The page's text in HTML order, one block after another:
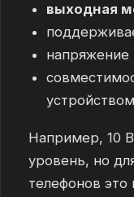
выходная
напряжение
Например, 10
уровень, но
телефонов